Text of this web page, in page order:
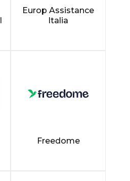
Europ Assistance
Italia
Freedome